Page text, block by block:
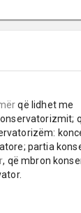
që lidhet me
partia
, që mbron